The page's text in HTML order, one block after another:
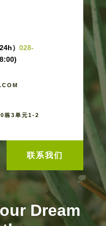
） 028-
栋3单元1-2
联系我们
Dream